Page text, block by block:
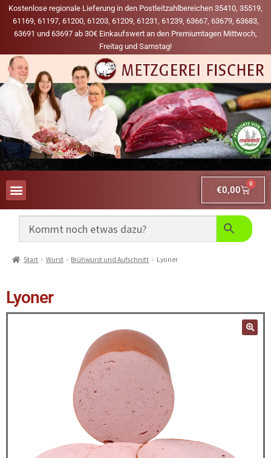
Kostenlose regionale Lieferung in den Postleitzahlbereichen 35410, 35519,
61169, 61197, 61200, 61203, 61209, 61231, 61239, 63667, 63679, 63683,
63691 und 63697 ab 30€ Einkaufswert an den Premiumtagen Mittwoch,
Freitag und Samstag!
€0,00
0
Start Wurst Brühwurst und Aufschnitt Lyoner
Lyoner